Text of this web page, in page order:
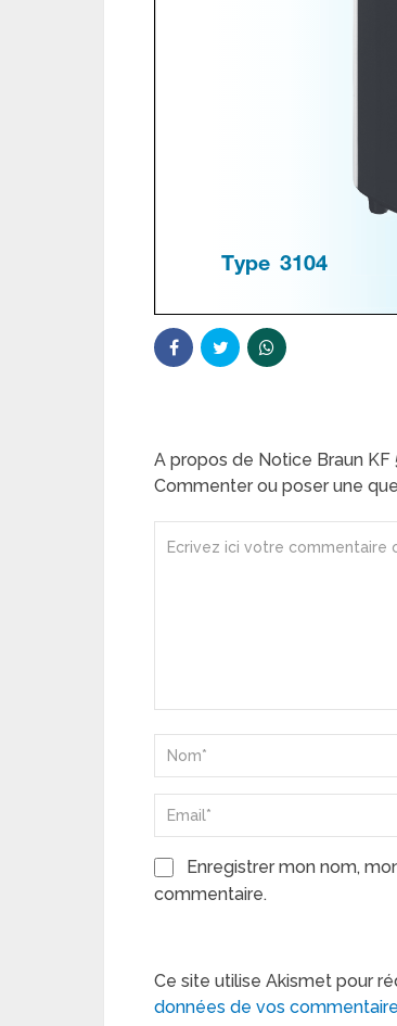
A propos de Notice Braun
Commenter ou poser une
Enregistrer mon nom,
commentaire.
Ce site utilise Akismet pour
données de vos